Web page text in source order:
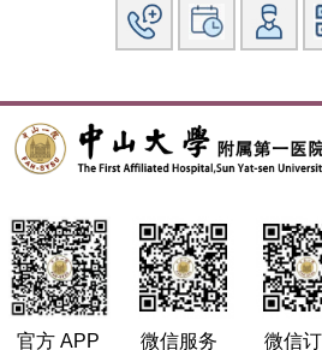
学术成就：执笔《肾脏风湿性疾病
相关管理专家共识》，参与全国《
行病的规范化防治。针对儿童急性
罕见肾脏风湿性疾病的防治开展了
基金项目 2 项，在国内外高水平期刊
程，降低了儿童急性肾损伤漏诊率和
肾损伤的长期预后：研究成果《儿童
精准防治体系的构建》获2022年度
奖一等奖（第二完成人），《儿童
关键机制研究》获2022年度第四届
官方 APP 微信服务 微信